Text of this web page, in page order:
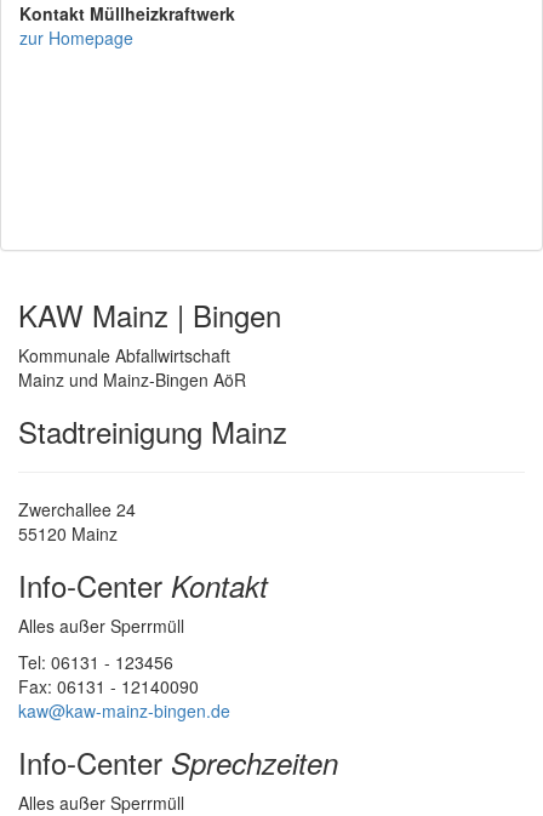
Kontakt Müllheizkraftwerk
zur Homepage
KAW Mainz | Bingen
Kommunale Abfallwirtschaft
Mainz und Mainz-Bingen AöR
Stadtreinigung Mainz
Zwerchallee 24
55120 Mainz
Info-Center Kontakt
Alles außer Sperrmüll
Tel: 06131 - 123456
Fax: 06131 - 12140090
kaw@kaw-mainz-bingen.de
Info-Center Sprechzeiten
Alles außer Sperrmüll